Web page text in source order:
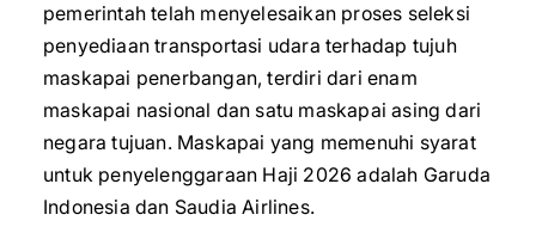
pemerintah telah menyelesaikan proses seleksi
penyediaan transportasi udara terhadap tujuh
maskapai penerbangan, terdiri dari enam
maskapai nasional dan satu maskapai asing dari
negara tujuan. Maskapai yang memenuhi syarat
untuk penyelenggaraan Haji 2026 adalah Garuda
Indonesia dan Saudia Airlines.